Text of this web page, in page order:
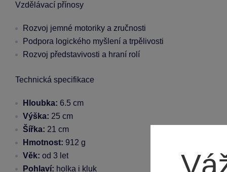
Vzdělávací přínosy
Rozvoj jemné motoriky a zručnosti
Podpora logického myšlení a trpělivosti
Rozvoj představivosti a hraní rolí
Technická specifikace
Hloubka: 6.5 cm
Výška: 25 cm
Šířka: 21 cm
Hmotnost: 912 g
Věk: od 3 let
Pohlaví: holka i kluk